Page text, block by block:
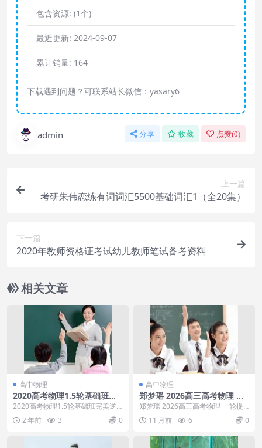
包含资源: (1个)
最近更新: 2024-09-07
累计销量: 164
下载遇到问题？可联系站长微信：yasary6
admin 分享 收藏 点赞(0)
上一篇
考研朱伟恋练有词词汇5500基础词汇1（全20集）
下一篇
2020年教师资格证考试幼儿教师笔试备考资料
相关文章
高中物理
2020高考物理1.5轮基础班完
美逆袭提高班
2020高考物理1.5轮基础班完美逆
袭提高班目录：01.课程介绍及学习
方法指导0...
2 年前 3 0
高中物理
郑梦瑶 2026高三高考物理 一
轮提升暑假班
郑梦瑶 2026高三高考物理 一轮提
升暑假班，郑梦瑶 2026高三高考物
理 一轮...
11 月前 6 0